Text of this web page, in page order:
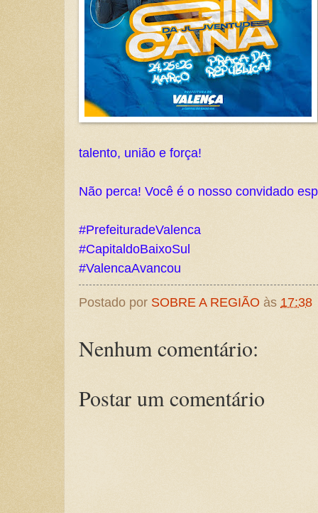
talento, união e força!
Não perca! Você é o nosso convidado
#PrefeituradeValenca
#ValencaAvancou
Postado por SOBRE A REGIÃO às 17:38
Nenhum comentário:
Postar um comentário